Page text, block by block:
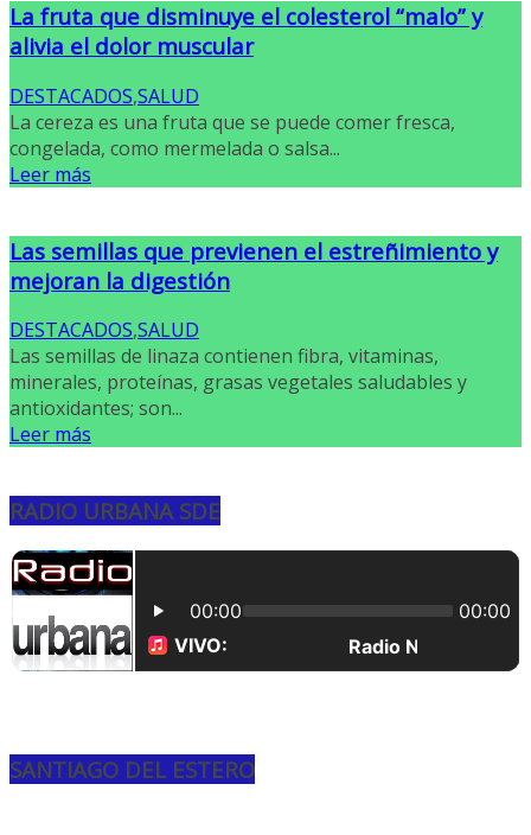
La fruta que disminuye el colesterol “malo” y
alivia el dolor muscular
DESTACADOS,SALUD
La cereza es una fruta que se puede comer fresca,
congelada, como mermelada o salsa...
Leer más
Las semillas que previenen el estreñimiento y
mejoran la digestión
DESTACADOS,SALUD
Las semillas de linaza contienen fibra, vitaminas,
minerales, proteínas, grasas vegetales saludables y
antioxidantes; son...
Leer más
RADIO URBANA SDE
SANTIAGO DEL ESTERO